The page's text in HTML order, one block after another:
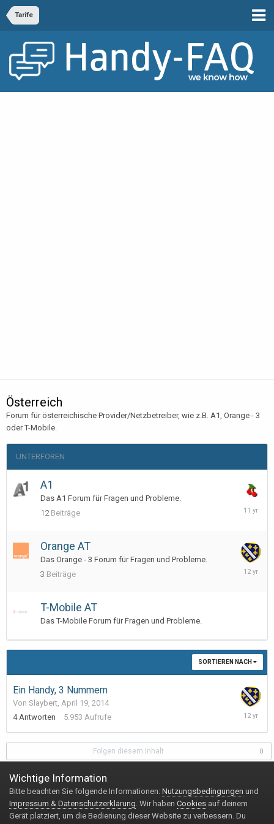
Tarife
Österreich
Forum für österreichische Provider/Netzbetreiber, wie z.B. A1, Orange - 3
oder T-Mobile.
UNTERFOREN
A1
Das A1 Forum für Fragen und Probleme.
12 Beiträge
Orange AT
Das Orange - 3 Forum für Fragen und Probleme.
3 Beiträge
April
T-Mobile AT
Das T-Mobile Forum für Fragen und Probleme.
SORTIEREN NACH
Ein Handy, 3 Nummern
Von Slaybert, April 19, 2014
4 Antworten 5.953 Aufrufe
April
2014
Folgen diesem Inhalt 0
Impressum & Datenschutzerklärung Kontakt
Copyright © 2020 Handy-FAQ.de
Powered by Invision Community
Wichtige Information
Bitte beachten Sie folgende Informationen: Nutzungsbedingungen und
Impressum & Datenschutzerklärung. Wir haben Cookies auf deinem
Gerät platziert, um die Bedienung dieser Website zu verbessern. Du